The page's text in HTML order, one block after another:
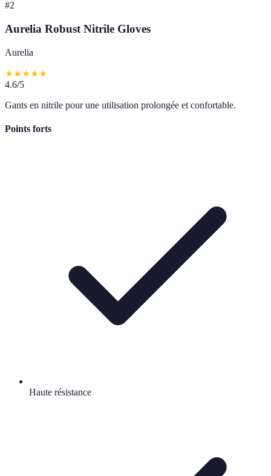
#2
Aurelia Robust Nitrile Gloves
Aurelia
★★★★★
4.6/5
Gants en nitrile pour une utilisation prolongée et confortable.
Points forts
Haute résistance